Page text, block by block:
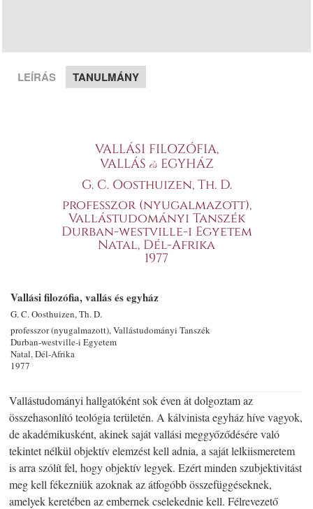
LEÍRÁS TANULMÁNY
VALLÁSI FILOZÓFIA,
VALLÁS ésEGYHÁZ
G. C. Oosthuizen, Th. D.
professzor (nyugalmazott),
Vallástudományi Tanszék
Durban-westville-i Egyetem
Natal, Dél-Afrika
1977
Vallási filozófia, vallás és egyház
G. C. Oosthuizen, Th. D.
professzor (nyugalmazott), Vallástudományi Tanszék
Durban-westville-i Egyetem
Natal, Dél-Afrika
1977
Vallástudományi hallgatóként sok éven át dolgoztam az
összehasonlító teológia területén. A kálvinista egyház híve vagyok,
de akadémikusként, akinek saját vallási meggyőződésére való
tekintet nélkül objektív elemzést kell adnia, a saját lelkiismeretem
is arra szólít fel, hogy objektív legyek. Ezért minden szubjektivitást
meg kell fékezniük azoknak az átfogóbb összefüggéseknek,
amelyek keretében az embernek cselekednie kell. Félrevezető